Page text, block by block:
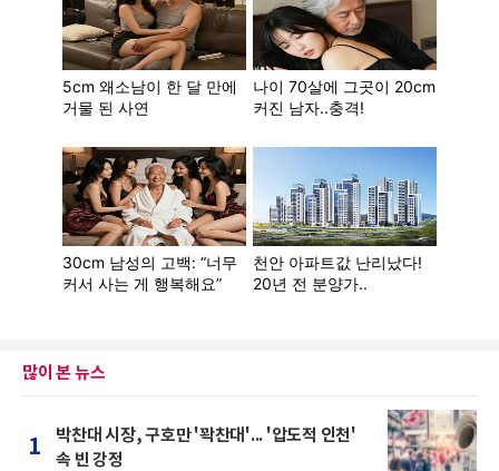
많이 본 뉴스
1
박찬대 시장, 구호만 '꽉찬대'... '압도적 인천'
속 빈 강정